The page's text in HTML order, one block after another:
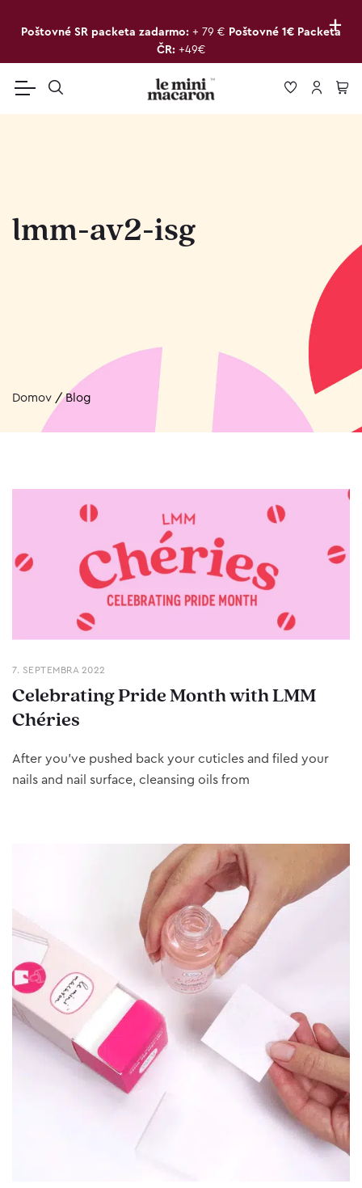
+
Poštovné SR packeta zadarmo: + 79 € Poštovné 1€ Packeta
ČR: +49€
lmm-av2-isg
Domov /Blog
7. SEPTEMBRA 2022
Celebrating Pride Month with LMM
Chéries
After you’ve pushed back your cuticles and filed your
nails and nail surface, cleansing oils from